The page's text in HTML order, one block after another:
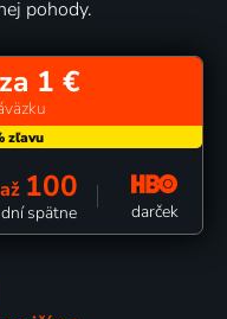
pohody.
1 €
až 100
dní spätne darček